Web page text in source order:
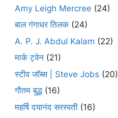
Amy Leigh Mercree (24)
बाल गंगाधर तिलक (24)
A. P. J. Abdul Kalam (22)
मार्क ट्वेन (21)
स्टीव जॉब्स | Steve Jobs (20)
गौतम बुद्ध (16)
महर्षि दयानंद सरस्वती (16)